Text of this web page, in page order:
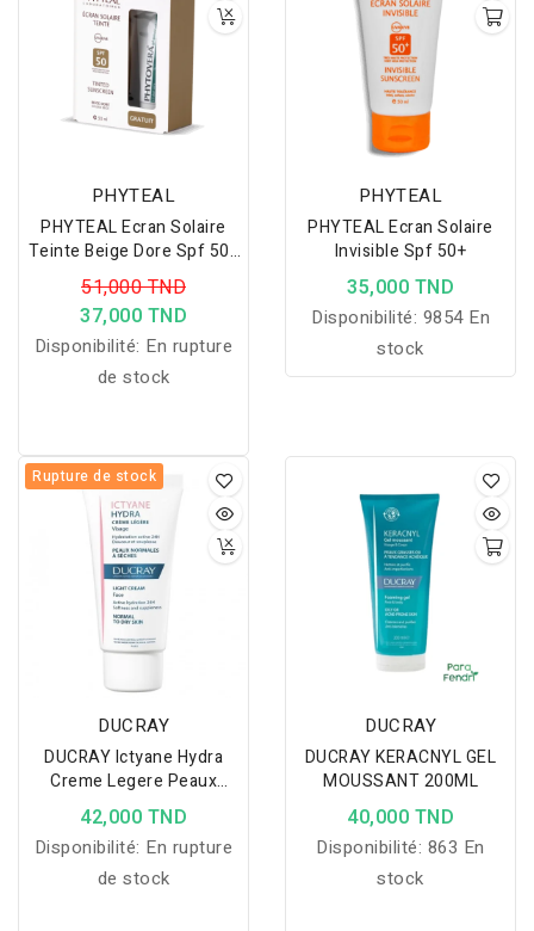
lumineux et confortable
au quotidien.
PHYTEAL
PHYTEAL Ecran Solaire
Teinte Beige Dore Spf 50+
Gel Phytovera Gratuit
51,000 TND
37,000 TND
Disponibilité: En rupture
de stock
PHYTEAL
PHYTEAL Ecran Solaire
Invisible Spf 50+
35,000 TND
Disponibilité: 9854 En
stock
Rupture de stock
DUCRAY
DUCRAY Ictyane Hydra
Creme Legere Peaux
Normales A Seches
42,000 TND
Disponibilité: En rupture
de stock
DUCRAY
DUCRAY KERACNYL GEL
MOUSSANT 200ML
40,000 TND
Disponibilité: 863 En
stock